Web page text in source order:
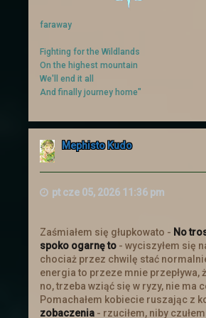
ukończone. Postaci wróciły z
Niestety wiedza o tym co
zaczęło dziać jest poza
większości z nich.
Aktualizacja
kilka rzeczy
Zapraszamy Wszystkich na
Ucztę, która odbędzie się od
do 9 stycznia. Więcej
znajdziecie więcej
faraway
Fighting for the Wildlands
On the highest mountain
We'll end it all
And finally journey home"
Mephisto Kudo
pt cze 05, 2026 11:36 pm
Zaśmiałem się głupkowato - No
spoko ogarnę to - wyciszyłem się
chociaż przez chwilę stać
energia to przeze mnie przepływa,
no, trzeba wziąć się w ryzy, nie ma
Pomachałem kobiecie ruszając z
zobaczenia - rzuciłem, niby